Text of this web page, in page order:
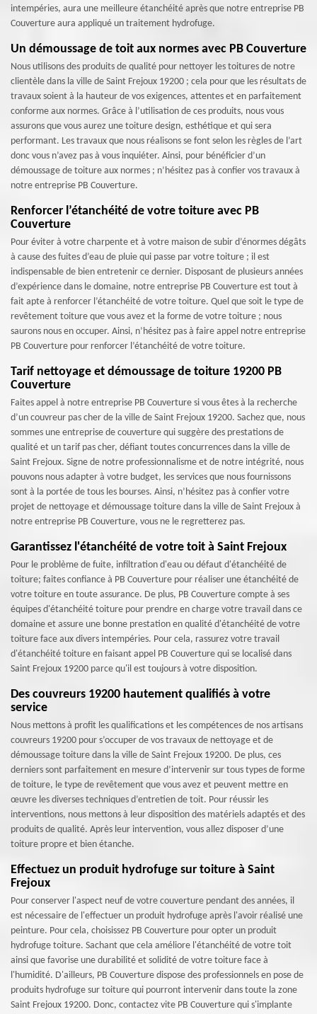
intempéries, aura une meilleure étanchéité après que notre entreprise PB
Couverture aura appliqué un traitement hydrofuge.
Un démoussage de toit aux normes avec PB Couverture
Nous utilisons des produits de qualité pour nettoyer les toitures de notre
clientèle dans la ville de Saint Frejoux 19200 ; cela pour que les résultats de
travaux soient à la hauteur de vos exigences, attentes et en parfaitement
conforme aux normes. Grâce à l’utilisation de ces produits, nous vous
assurons que vous aurez une toiture design, esthétique et qui sera
performant. Les travaux que nous réalisons se font selon les règles de l’art
donc vous n’avez pas à vous inquiéter. Ainsi, pour bénéficier d’un
démoussage de toiture aux normes ; n’hésitez pas à confier vos travaux à
notre entreprise PB Couverture.
Renforcer l’étanchéité de votre toiture avec PB
Couverture
Pour éviter à votre charpente et à votre maison de subir d’énormes dégâts
à cause des fuites d’eau de pluie qui passe par votre toiture ; il est
indispensable de bien entretenir ce dernier. Disposant de plusieurs années
d’expérience dans le domaine, notre entreprise PB Couverture est tout à
fait apte à renforcer l’étanchéité de votre toiture. Quel que soit le type de
revêtement toiture que vous avez et la forme de votre toiture ; nous
saurons nous en occuper. Ainsi, n’hésitez pas à faire appel notre entreprise
PB Couverture pour renforcer l’étanchéité de votre toiture.
Tarif nettoyage et démoussage de toiture 19200 PB
Couverture
Faites appel à notre entreprise PB Couverture si vous êtes à la recherche
d’un couvreur pas cher de la ville de Saint Frejoux 19200. Sachez que, nous
sommes une entreprise de couverture qui suggère des prestations de
qualité et un tarif pas cher, défiant toutes concurrences dans la ville de
Saint Frejoux. Signe de notre professionnalisme et de notre intégrité, nous
pouvons nous adapter à votre budget, les services que nous fournissons
sont à la portée de tous les bourses. Ainsi, n’hésitez pas à confier votre
projet de nettoyage et démoussage toiture dans la ville de Saint Frejoux à
notre entreprise PB Couverture, vous ne le regretterez pas.
Garantissez l'étanchéité de votre toit à Saint Frejoux
Pour le problème de fuite, infiltration d'eau ou défaut d'étanchéité de
toiture; faites confiance à PB Couverture pour réaliser une étanchéité de
votre toiture en toute assurance. De plus, PB Couverture compte à ses
équipes d'étanchéité toiture pour prendre en charge votre travail dans ce
domaine et assure une bonne prestation en qualité d'étanchéité de votre
toiture face aux divers intempéries. Pour cela, rassurez votre travail
d'étanchéité toiture en faisant appel PB Couverture qui se localisé dans
Saint Frejoux 19200 parce qu'il est toujours à votre disposition.
Des couvreurs 19200 hautement qualifiés à votre
service
Nous mettons à profit les qualifications et les compétences de nos artisans
couvreurs 19200 pour s’occuper de vos travaux de nettoyage et de
démoussage toiture dans la ville de Saint Frejoux 19200. De plus, ces
derniers sont parfaitement en mesure d’intervenir sur tous types de forme
de toiture, le type de revêtement que vous avez et peuvent mettre en
œuvre les diverses techniques d’entretien de toit. Pour réussir les
interventions, nous mettons à leur disposition des matériels adaptés et des
produits de qualité. Après leur intervention, vous allez disposer d’une
toiture propre et bien étanche.
Effectuez un produit hydrofuge sur toiture à Saint
Frejoux
Pour conserver l'aspect neuf de votre couverture pendant des années, il
est nécessaire de l'effectuer un produit hydrofuge après l'avoir réalisé une
peinture. Pour cela, choisissez PB Couverture pour opter un produit
hydrofuge toiture. Sachant que cela améliore l'étanchéité de votre toit
ainsi que favorise une durabilité et solidité de votre toiture face à
l'humidité. D'ailleurs, PB Couverture dispose des professionnels en pose de
produits hydrofuge sur toiture qui pourront intervenir dans toute la zone
Saint Frejoux 19200. Donc, contactez vite PB Couverture qui s'implante